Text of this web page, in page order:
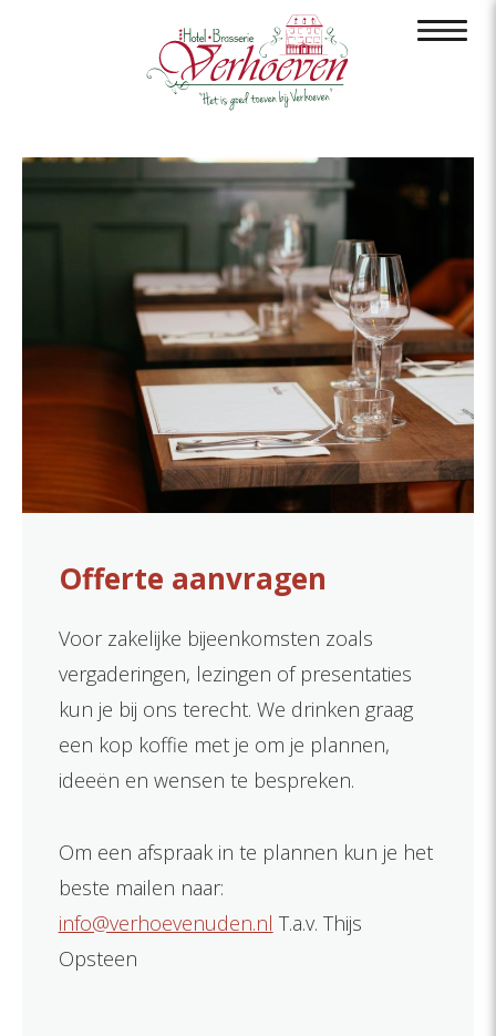
Offerte aanvragen
Voor zakelijke bijeenkomsten zoals
vergaderingen, lezingen of presentaties
kun je bij ons terecht. We drinken graag
een kop koffie met je om je plannen,
ideeën en wensen te bespreken.
Om een afspraak in te plannen kun je het
beste mailen naar:
info@verhoevenuden.nl T.a.v. Thijs
Opsteen